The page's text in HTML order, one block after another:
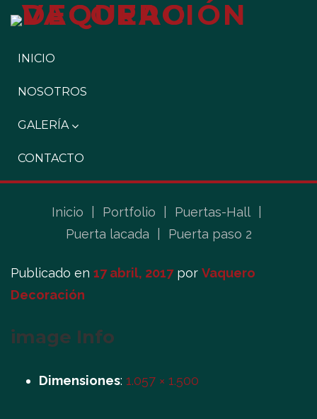
INICIO
NOSOTROS
GALERÍA
CONTACTO
Inicio Portfolio Puertas-Hall
Puerta lacada
Puerta paso 2
Publicado en 17 abril, 2017por Vaquero
Decoración
image Info
Dimensiones: 1.057 × 1.500